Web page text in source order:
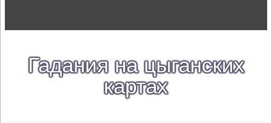
Гадания на цыганских
картах